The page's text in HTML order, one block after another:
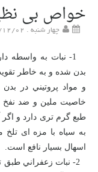
خواص بی
چهار شنبه . 1396/12/02 0:5
-1نبات به واسطه
بدن شده و به خاطر
و مواد پروتيني در
خاصیت ملین و ضد نفخ
طبع گرم تری دارد و اگر
به سیاه با مزه ای
اسهال بسیار نافع است.
2- نبات زعفراني طبق